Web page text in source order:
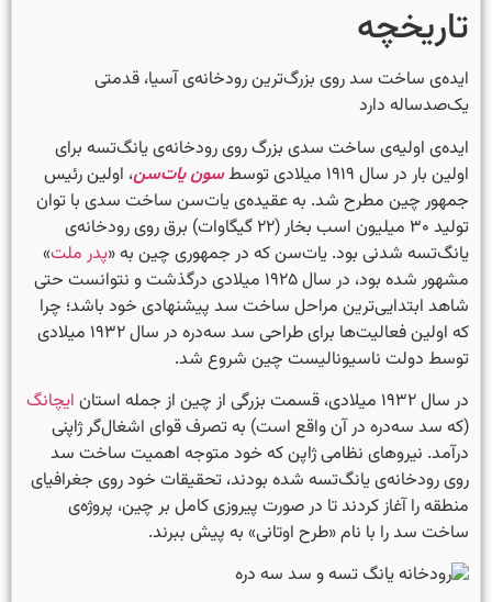
تاریخچه
ایده‌ی ساخت سد روی بزرگ‌ترین رودخانه‌ی آسیا، قدمتی
یک‌صدساله دارد
ایده‌ی اولیه‌ی ساخت سدی بزرگ روی رودخانه‌ی یانگ‌تسه برای
اولین بار در سال ۱۹۱۹ میلادی توسط
سون یات‌سن، اولین رئیس
جمهور چین مطرح شد. به عقیده‌ی یات‌سن ساخت سدی با توان
تولید ۳۰ میلیون اسب بخار (۲۲ گیگاوات) برق روی رودخانه‌ی
یانگ‌تسه شدنی بود. یات‌سن که در جمهوری چین به «پدر ملت»
مشهور شده بود، در سال ۱۹۲۵ میلادی درگذشت و نتوانست حتی
شاهد ابتدایی‌ترین مراحل ساخت سد پیشنهادی خود باشد؛ چرا
که اولین فعالیت‌ها برای طراحی سد سه‌دره در سال ۱۹۳۲ میلادی
توسط دولت ناسیونالیست چین شروع شد.
در سال ۱۹۳۲ میلادی، قسمت بزرگی از چین از جمله استان
ایچانگ
(که سد سه‌دره در آن واقع است) به تصرف قوای اشغال‌گر ژاپنی
درآمد. نیروهای نظامی ژاپن که خود متوجه اهمیت ساخت سد
روی رودخانه‌ی یانگ‌تسه شده بودند، تحقیقات خود روی جغرافیای
منطقه را آغاز کردند تا در صورت پیروزی کامل بر چین، پروژه‌ی
ساخت سد را با نام «طرح اوتانی» به پیش ببرند.